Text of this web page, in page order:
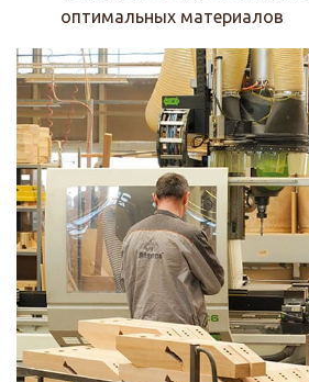
оптимальных материалов